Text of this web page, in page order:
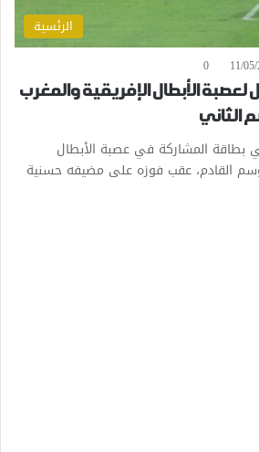
الرئسية
11/
0
الأبطال الإفريقية والمغرب
الثاني
المشاركة في عصبة الأبطال
القادم، عقب فوزه على مضيفه حسنية